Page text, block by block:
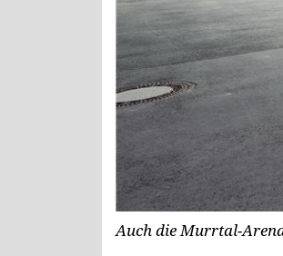
Auch die Murrtal-